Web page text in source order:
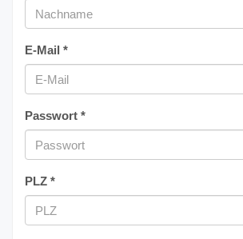
E-Mail *
Passwort *
PLZ *